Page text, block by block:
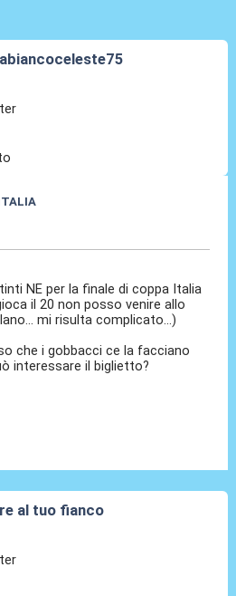
NE per la finale di coppa Italia
il 20 non posso venire allo
mi risulta complicato...)
che i gobbacci ce la facciano
interessare il biglietto?
al tuo fianco